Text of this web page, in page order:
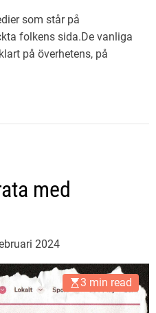
som står på
folkens sida.De vanliga
på överhetens, på
med
2024
3 min read